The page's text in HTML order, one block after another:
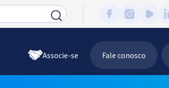
Associe-se Fale conosco